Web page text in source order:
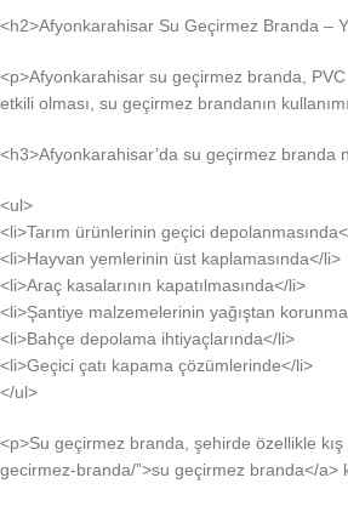
<h2>Afyonkarahisar Su Geçirmez Branda –
<p>Afyonkarahisar su geçirmez branda, PVC
etkili olması, su geçirmez brandanın
<h3>Afyonkarahisar’da su geçirmez branda
<ul>
<li>Tarım ürünlerinin geçici
<li>Hayvan yemlerinin üst kaplamasında</li>
<li>Araç kasalarının kapatılmasında</li>
<li>Şantiye malzemelerinin yağıştan
<li>Bahçe depolama ihtiyaçlarında</li>
<li>Geçici çatı kapama çözümlerinde</li>
</ul>
<p>Su geçirmez branda, şehirde özellikle
gecirmez-branda/”>su geçirmez branda</a>